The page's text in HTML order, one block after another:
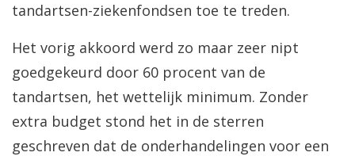
tandartsen-ziekenfondsen toe te treden.
Het vorig akkoord werd zo maar zeer nipt
goedgekeurd door 60 procent van de
tandartsen, het wettelijk minimum. Zonder
extra budget stond het in de sterren
geschreven dat de onderhandelingen voor een